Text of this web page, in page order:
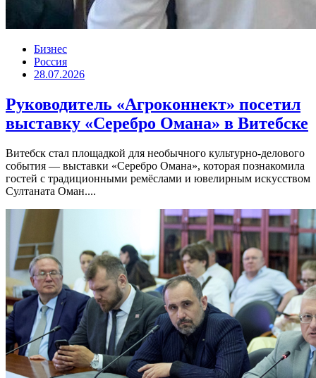
Бизнес
Россия
28.07.2026
Руководитель «Агроконнект» посетил
выставку «Серебро Омана» в Витебске
Витебск стал площадкой для необычного культурно-делового
события — выставки «Серебро Омана», которая познакомила
гостей с традиционными ремёслами и ювелирным искусством
Султаната Оман....